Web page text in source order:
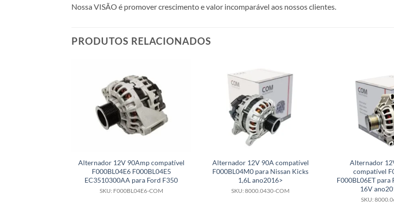
Nossa VISÃO é promover crescimento e valor incomparável aos nossos clientes.
PRODUTOS RELACIONADOS
Alternador 12V 90Amp compatível
F000BL04E6 F000BL04E5
EC3510300AA para Ford F350
SKU: F000BL04E6-COM
Alternador 12V 90A compatível
F000BL04M0 para Nissan Kicks
1,6L ano2016>
SKU: 8000.0430-COM
Alternador
compatível
F000BL06ET para
16V
SKU: